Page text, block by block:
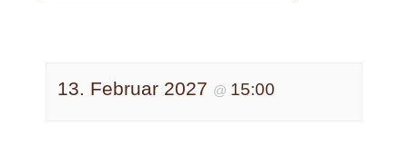
13. Februar 2027 @ 15:00